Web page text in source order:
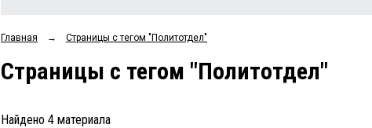
Главная → Страницы c тегом "Политотдел"
Страницы c тегом "Политотдел"
Найдено 4 материала